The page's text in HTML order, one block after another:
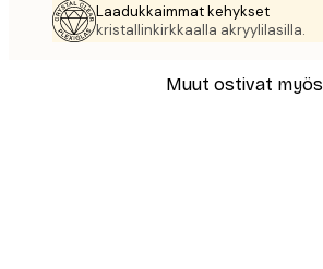
Laadukkaimmat kehykset
kristallinkirkkaalla akryylilasilla.
Muut ostivat myös